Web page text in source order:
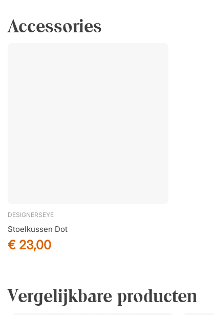
Accessories
DESIGNERSEYE
Stoelkussen Dot
€ 23,00
Vergelijkbare producten